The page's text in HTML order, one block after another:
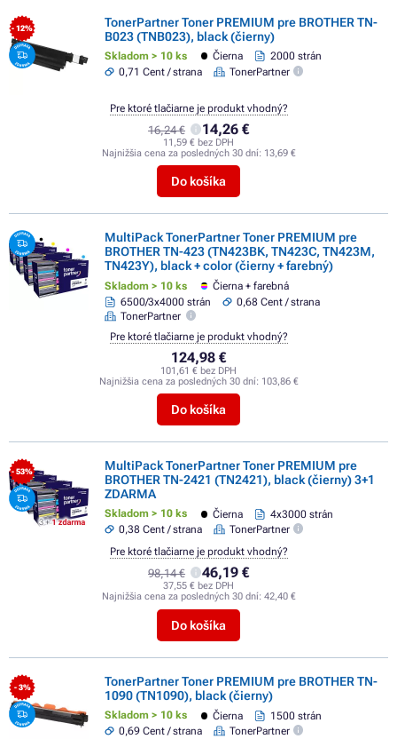
- 12%
TonerPartner Toner PREMIUM pre BROTHER TN-
B023 (TNB023), black (čierny)
Skladom > 10 ks Čierna
2000 strán
0,71 Cent / strana
TonerPartner
16,24 € 14,26 €
11,59 € bez DPH
Najnižšia cena za posledných 30 dní: 13,69 €
Do košíka
Pre ktoré tlačiarne je produkt vhodný?
MultiPack TonerPartner Toner PREMIUM pre
BROTHER TN-423 (TN423BK, TN423C, TN423M,
TN423Y), black + color (čierny + farebný)
Skladom > 10 ks
Čierna + farebná
6500/3x4000 strán
0,68 Cent / strana
TonerPartner
124,98 €
101,61 € bez DPH
Najnižšia cena za posledných 30 dní: 103,86 €
Do košíka
Pre ktoré tlačiarne je produkt vhodný?
- 53%
MultiPack TonerPartner Toner PREMIUM pre
BROTHER TN-2421 (TN2421), black (čierny) 3+1
ZDARMA
Skladom > 10 ks Čierna
4x3000 strán
0,38 Cent / strana
TonerPartner
98,14 € 46,19 €
37,55 € bez DPH
Najnižšia cena za posledných 30 dní: 42,40 €
Do košíka
Pre ktoré tlačiarne je produkt vhodný?
- 3%
TonerPartner Toner PREMIUM pre BROTHER TN-
1090 (TN1090), black (čierny)
Skladom > 10 ks Čierna
1500 strán
0,69 Cent / strana
TonerPartner